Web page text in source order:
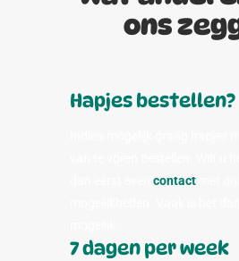
ons
Hapjes bestellen?
contact
7 dagen per week